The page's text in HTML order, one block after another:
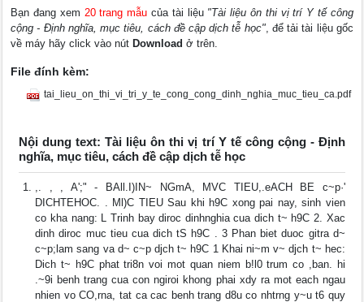
Bạn đang xem 20 trang mẫu của tài liệu "Tài liệu ôn thi vị trí Y tế công
cộng - Định nghĩa, mục tiêu, cách đề cập dịch tễ học", để tải tài liệu gốc
về máy hãy click vào nút Download ở trên.
File đính kèm:
tai_lieu_on_thi_vi_tri_y_te_cong_cong_dinh_nghia_muc_tieu_ca.pdf
Nội dung text: Tài liệu ôn thi vị trí Y tế công cộng - Định
nghĩa, mục tiêu, cách đề cập dịch tễ học
,. , , A';" - BAll.I)IN~ NGmA, MVC TIEU,.eACH BE c~p·'
DICHTEHOC. . Ml)C TIEU Sau khi h9C xong pai nay, sinh vien
co kha nang: L Trinh bay diroc dinhnghia cua dich t~ h9C 2. Xac
dinh diroc muc tieu cua dich tS h9C . 3 Phan biet duoc gitra d~
c~p;lam sang va d~ c~p djch t~ h9C 1 Khai ni~m v~ djch t~ hec:
Dich t~ h9C phat tri8n voi mot quan niem b!l0 trum co ,ban. hi
.~9i benh trang cua con ngiroi khong phai xdy ra mot each ngau
nhien vo CO,rna, tat ca cac benh trang d8u co nhtrng y~u t6 quy